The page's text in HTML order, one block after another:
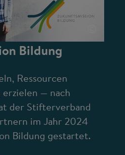
Bildung
Ressourcen
— nach
der Stifterverband
im Jahr 2024
Bildung gestartet.